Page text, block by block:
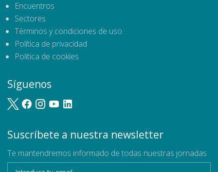
Encuentros
Sectores
Términos y condiciones de uso
Política de privacidad
Política de cookies
Síguenos
Suscríbete a nuestra newsletter
Te mantendremos informado de todas nuestras jornadas